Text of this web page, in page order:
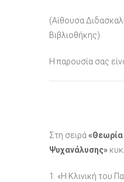
(Αίθουσα
Βιβλιοθήκης).
Η παρουσία σας
Στη σειρά «Θεωρία
Ψυχανάλυσης»
1. «Η Κλινική του